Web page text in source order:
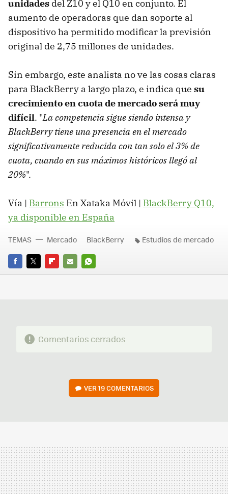
unidades del Z10 y el Q10 en conjunto. El
aumento de operadoras que dan soporte al
dispositivo ha permitido modificar la previsión
original de 2,75 millones de unidades.
Sin embargo, este analista no ve las cosas claras
para BlackBerry a largo plazo, e indica que su
crecimiento en cuota de mercado será muy
difícil. "La competencia sigue siendo intensa y
BlackBerry tiene una presencia en el mercado
significativamente reducida con tan solo el 3% de
cuota, cuando en sus máximos históricos llegó al
20%".
Vía | Barrons En Xataka Móvil | BlackBerry Q10,
ya disponible en España
FACEBOOK
TWITTERFLIPBOARD
E-
WHATSAPP
TEMAS Mercado BlackBerry Estudios de mercado
Comentarios cerrados
VER19 COMENTARIOS